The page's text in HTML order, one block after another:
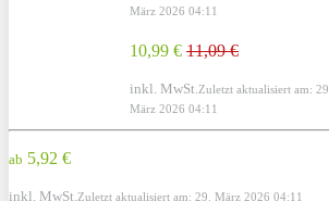
März 2026 04:11
10,99 € 11,09 €
inkl. MwSt. Zuletzt aktualisiert am: 29.
März 2026 04:11
ab 5,92 €
inkl. MwSt. Zuletzt aktualisiert am: 29. März 2026 04:11